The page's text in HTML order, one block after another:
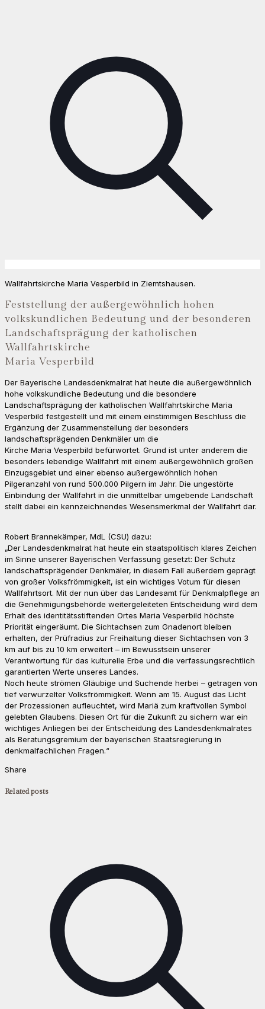
Wallfahrtskirche Maria Vesperbild in Ziemtshausen.
Feststellung der außergewöhnlich hohen
volkskundlichen Bedeutung und der besonderen
Landschaftsprägung der katholischen
Wallfahrtskirche
Maria Vesperbild
Der Bayerische Landesdenkmalrat hat heute die außergewöhnlich
hohe volkskundliche Bedeutung und die besondere
Landschaftsprägung der katholischen Wallfahrtskirche Maria
Vesperbild festgestellt und mit einem einstimmigen Beschluss die
Ergänzung der Zusammenstellung der besonders
landschaftsprägenden Denkmäler um die
Kirche Maria Vesperbild befürwortet. Grund ist unter anderem die
besonders lebendige Wallfahrt mit einem außergewöhnlich großen
Einzugsgebiet und einer ebenso außergewöhnlich hohen
Pilgeranzahl von rund 500.000 Pilgern im Jahr. Die ungestörte
Einbindung der Wallfahrt in die unmittelbar umgebende Landschaft
stellt dabei ein kennzeichnendes Wesensmerkmal der Wallfahrt dar.
Robert Brannekämper, MdL (CSU) dazu:
„Der Landesdenkmalrat hat heute ein staatspolitisch klares Zeichen
im Sinne unserer Bayerischen Verfassung gesetzt: Der Schutz
landschaftsprägender Denkmäler, in diesem Fall außerdem geprägt
von großer Volksfrömmigkeit, ist ein wichtiges Votum für diesen
Wallfahrtsort. Mit der nun über das Landesamt für Denkmalpflege an
die Genehmigungsbehörde weitergeleiteten Entscheidung wird dem
Erhalt des identitätsstiftenden Ortes Maria Vesperbild höchste
Priorität eingeräumt. Die Sichtachsen zum Gnadenort bleiben
erhalten, der Prüfradius zur Freihaltung dieser Sichtachsen von 3
km auf bis zu 10 km erweitert – im Bewusstsein unserer
Verantwortung für das kulturelle Erbe und die verfassungsrechtlich
garantierten Werte unseres Landes.
Noch heute strömen Gläubige und Suchende herbei – getragen von
tief verwurzelter Volksfrömmigkeit. Wenn am 15. August das Licht
der Prozessionen aufleuchtet, wird Mariä zum kraftvollen Symbol
gelebten Glaubens. Diesen Ort für die Zukunft zu sichern war ein
wichtiges Anliegen bei der Entscheidung des Landesdenkmalrates
als Beratungsgremium der bayerischen Staatsregierung in
denkmalfachlichen Fragen.“
Share
Related posts